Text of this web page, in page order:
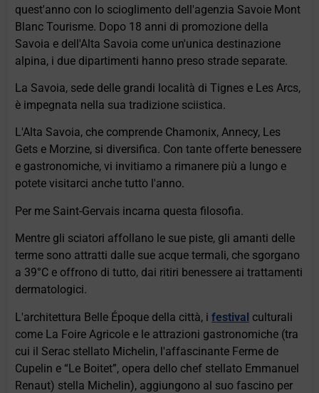
quest'anno con lo scioglimento dell'agenzia Savoie Mont
Blanc Tourisme. Dopo 18 anni di promozione della
Savoia e dell'Alta Savoia come un'unica destinazione
alpina, i due dipartimenti hanno preso strade separate.
La Savoia, sede delle grandi località di Tignes e Les Arcs,
è impegnata nella sua tradizione sciistica.
L'Alta Savoia, che comprende Chamonix, Annecy, Les
Gets e Morzine, si diversifica. Con tante offerte benessere
e gastronomiche, vi invitiamo a rimanere più a lungo e
potete visitarci anche tutto l'anno.
Per me Saint-Gervais incarna questa filosofia.
Mentre gli sciatori affollano le sue piste, gli amanti delle
terme sono attratti dalle sue acque termali, che sgorgano
a 39°C e offrono di tutto, dai ritiri benessere ai trattamenti
dermatologici.
L'architettura Belle Époque della città, ifestival culturali
come La Foire Agricole e le attrazioni gastronomiche (tra
cui il Serac stellato Michelin, l'affascinante Ferme de
Cupelin e “Le Boitet”, opera dello chef stellato Emmanuel
Renaut) stella Michelin), aggiungono al suo fascino per